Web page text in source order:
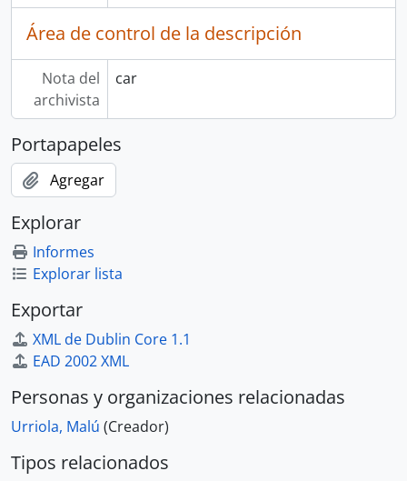
Área de control de la descripción
Nota del
archivista
car
Portapapeles
Agregar
Explorar
Informes
Explorar lista
Exportar
XML de Dublin Core 1.1
EAD 2002 XML
Personas y organizaciones relacionadas
Urriola, Malú (Creador)
Tipos relacionados